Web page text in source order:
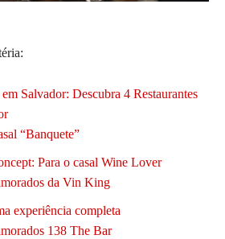
Salvador: Descubra 4 Restaurantes
“Banquete”
Para o casal Wine Lover
da Vin King
experiência completa
138 The Bar